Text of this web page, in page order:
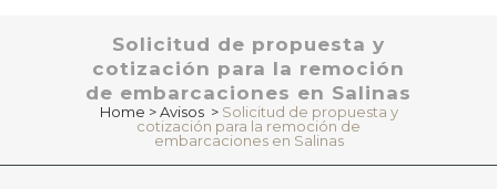
Solicitud de propuesta y
cotización para la remoción
de embarcaciones en Salinas
Home >Avisos > Solicitud de propuesta y
cotización para la remoción de
embarcaciones en Salinas